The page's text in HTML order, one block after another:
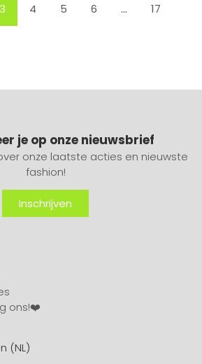
3 4 5 6 … 17
je op onze nieuwsbrief
onze laatste acties en nieuwste
fashion!
Inschrijven
ons!❤️
(NL)